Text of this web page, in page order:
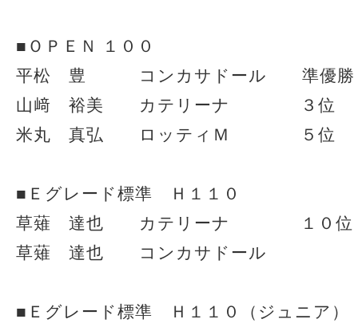
■ＯＰＥＮ １００
平松 豊 コンカサドール 準優勝
山﨑 裕美 カテリーナ ３位
米丸 真弘 ロッティＭ ５位
■Ｅグレード標準 Ｈ１１０
草薙 達也 カテリーナ １０位
草薙 達也 コンカサドール
■Ｅグレード標準 Ｈ１１０（ジュニア）